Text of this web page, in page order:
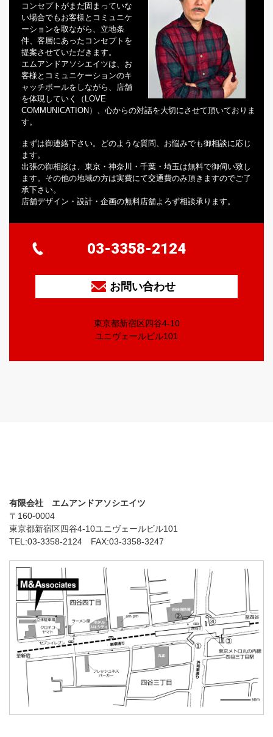
コンセプトがまだ固まっていな
い場合でもお客様とコミュニケ
ーションを取ながら、立地条
件、客層にあったコンセプトを
提案させていただきます。
エムアンドアソシエイツは、お
客様とコミュニケーションのキ
ャッチボールをしながら、店舗
を体現していく（LOVE
COMMUNICATION）、心からの対話を大切にさせて頂いておりま
す。
まずは御連絡下さい。どのような質問、お悩みでも御相談に応じ
ます。
出張の御相談は、東京・神奈川・千葉・埼玉は無料で御伺い致し
ます。その他の地域の方は実費にて交通費のみ頂きますのでご了
承下さい。
店舗デザイン・設計・企画の無料店舗よろず相談承ります。
03-3358-2124
お問い合わせ
東京都新宿区四谷4-10
ユニヴェールビル101
有限会社 エムアンドアソシエイツ
〒160-0004
東京都新宿区四谷4-10ユニヴェールビル101
TEL:03-3358-2124 FAX:03-3358-3247